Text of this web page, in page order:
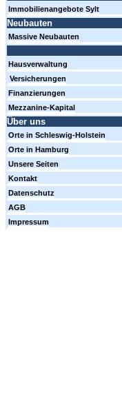
Immobilienangebote Sylt
Neubauten
Massive Neubauten
Hausverwaltung
Versicherungen
Finanzierungen
Mezzanine-Kapital
Über uns
Orte in Schleswig-Holstein
Orte in Hamburg
Unsere Seiten
Kontakt
Datenschutz
AGB
Impressum